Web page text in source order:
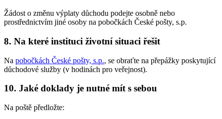
Žádost o změnu výplaty důchodu podejte osobně nebo
prostřednictvím jiné osoby na pobočkách České pošty, s.p.
8. Na které instituci životní situaci řešit
Na pobočkách České pošty, s.p., se obraťte na přepážky poskytující
důchodové služby (v hodinách pro veřejnost).
10. Jaké doklady je nutné mít s sebou
Na poště předložte: